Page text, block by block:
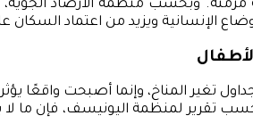
وبحسب منظمة الأرصاد الجوية،
الإنسانية ويزيد من اعتماد السكان